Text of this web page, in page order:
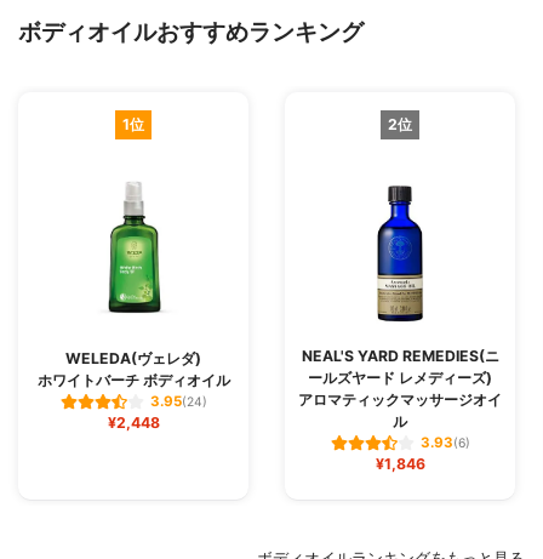
ボディオイルおすすめランキング
1位
WELEDA(ヴェレダ)
ホワイトバーチ ボディオイル
3.95(24)
¥2,448
2位
NEAL'S YARD REMEDIES(ニ
ールズヤード レメディーズ)
アロマティックマッサージオイ
ル
3.93(6)
¥1,846